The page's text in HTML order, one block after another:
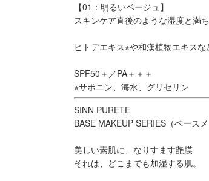
【01：明るいベージュ】
スキンケア直後のような湿度と満
ヒトデエキス※や和漢植物エキス
SPF50＋／PA＋＋＋
※サポニン、海水、グリセリン
SINN PURETE
BASE MAKEUP SERIES（ベース
美しい素肌に、なりすます艶膜
それは、どこまでも加湿する肌。